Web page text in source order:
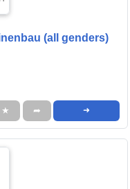
(all genders)
★ ➦ ➜